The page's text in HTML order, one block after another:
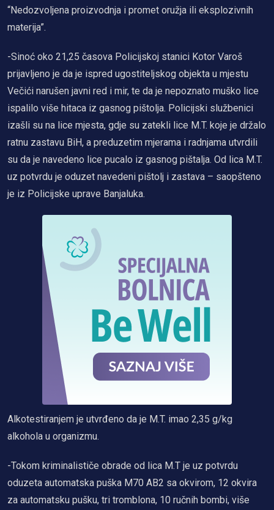
“Nedozvoljena proizvodnja i promet oružja ili eksplozivnih
materija”.
-Sinoć oko 21,25 časova Policijskoj stanici Kotor Varoš
prijavljeno je da je ispred ugostiteljskog objekta u mjestu
Večići narušen javni red i mir, te da je nepoznato muško lice
ispalilo više hitaca iz gasnog pištolja. Policijski službenici
izašli su na lice mjesta, gdje su zatekli lice M.T. koje je držalo
ratnu zastavu BiH, a preduzetim mjerama i radnjama utvrdili
su da je navedeno lice pucalo iz gasnog pištalja. Od lica M.T.
uz potvrdu je oduzet navedeni pištolj i zastava – saopšteno
je iz Policijske uprave Banjaluka.
Alkotestiranjem je utvrđeno da je M.T. imao 2,35 g/kg
alkohola u organizmu.
-Tokom kriminalističe obrade od lica M.T je uz potvrdu
oduzeta automatska puška M70 AB2 sa okvirom, 12 okvira
za automatsku pušku, tri tromblona, 10 ručnih bombi, više